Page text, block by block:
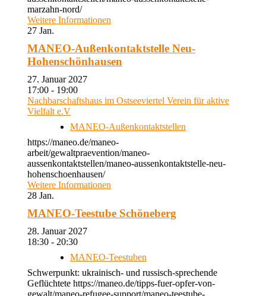
marzahn-nord/
Weitere Informationen
27 Jan.
MANEO-Außenkontaktstelle Neu-
Hohenschönhausen
27. Januar 2027
17:00 - 19:00
Nachbarschaftshaus im Ostseeviertel Verein für aktive
Vielfalt e.V
MANEO-Außenkontaktstellen
https://maneo.de/maneo-
arbeit/gewaltpraevention/maneo-
aussenkontaktstellen/maneo-aussenkontaktstelle-neu-
hohenschoenhausen/
Weitere Informationen
28 Jan.
MANEO-Teestube Schöneberg
28. Januar 2027
18:30 - 20:30
MANEO-Teestuben
Schwerpunkt: ukrainisch- und russisch-sprechende
Geflüchtete https://maneo.de/tipps-fuer-opfer-von-
gewalt/maneo-refugee-support/maneo-teestube-